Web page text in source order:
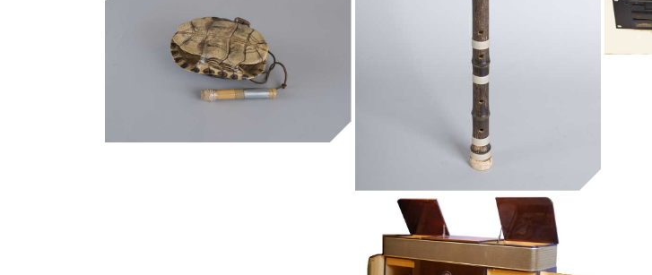
Museum of the Dry